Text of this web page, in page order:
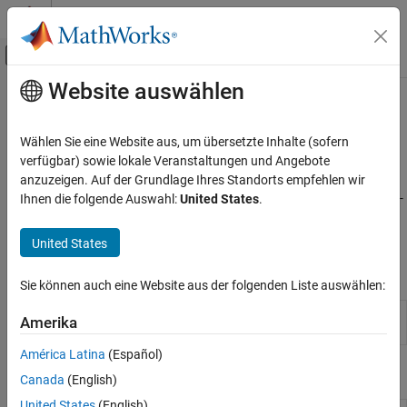
Weiter zum Inhalt
Umschaltung für Off-Canvas-
Startseite der Dokumentation
MATLAB Coder
Numerische Konvertierung
Festkomma-Konvertierung
Hauptinhalt
Single-Precision-Konvertierung
Konvertieren von Double-Precision-Code in Single-Precision-Code
(erfordert Fixed-Point Designer™)
Wenn Sie Fixed-Point Designer haben, generieren Sie C/C++ Single-
entsprechen.
Klassen
coder.SingleConfig
Funktionen
Website auswählen
Wählen Sie eine Website aus, um übersetzte Inhalte (sofern
verfügbar) sowie lokale Veranstaltungen und Angebote
anzuzeigen. Auf der Grundlage Ihres Standorts empfehlen wir
Ihnen die folgende Auswahl:United States.
United States
Sie können auch eine Website aus der folgenden Liste auswählen:
Amerika
América Latina (Español)
Canada (English)